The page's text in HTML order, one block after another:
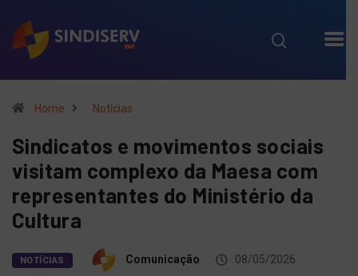
Home Notícias
Sindicatos e movimentos sociais
visitam complexo da Maesa com
representantes do Ministério da
Cultura
NOTÍCIAS Comunicação
08/05/2026